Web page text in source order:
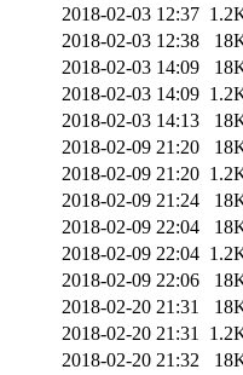
2018-02-03 12:37
2018-02-03 12:38
2018-02-03 14:09
2018-02-03 14:09
2018-02-03 14:13
2018-02-09 21:20
2018-02-09 21:20
2018-02-09 21:24
2018-02-09 22:04
2018-02-09 22:04
2018-02-09 22:06
2018-02-20 21:31
2018-02-20 21:31
2018-02-20 21:32